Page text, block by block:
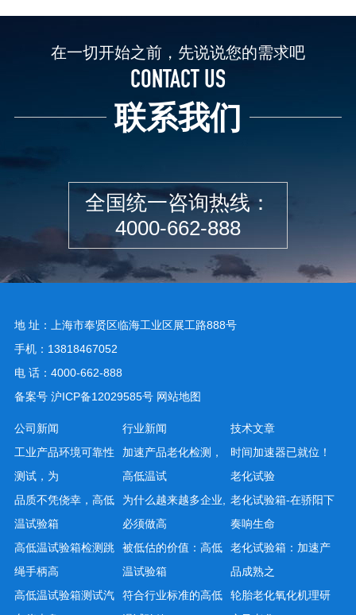
在一切开始之前，先说说您的需求吧
CONTACT US
联系我们
全国统一咨询热线：
4000-662-888
地 址：上海市奉贤区临海工业区展工路888号
手机：13818467052
电 话：4000-662-888
备案号 沪ICP备12029585号 网站地图
公司新闻
工业产品环境可靠性
测试，为
品质不凭侥幸，高低
温试验箱
高低温试验箱检测跳
绳手柄高
高低温试验箱测试汽
行业新闻
加速产品老化检测，
高低温试
为什么越来越多企业,
必须做高
被低估的价值：高低
温试验箱
符合行业标准的高低
技术文章
时间加速器已就位！
老化试验
老化试验箱-在骄阳下
奏响生命
老化试验箱：加速产
品成熟之
轮胎老化氧化机理研